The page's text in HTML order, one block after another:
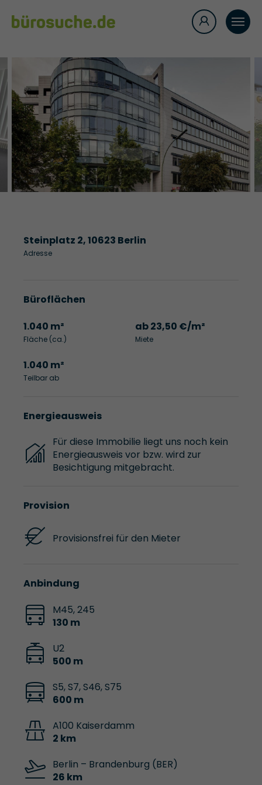
Steinplatz 2, 10623 Berlin
Adresse
Büroflächen
1.040 m²
Fläche (ca.)
ab 23,50 €/m²
Miete
1.040 m²
Teilbar ab
Energieausweis
Für diese Immobilie liegt uns noch kein
Energieausweis vor bzw. wird zur
Besichtigung mitgebracht.
Provision
Provisionsfrei für den Mieter
Anbindung
M45, 245
130 m
U2
500 m
S5, S7, S46, S75
600 m
A100 Kaiserdamm
2 km
Berlin – Brandenburg (BER)
26 km